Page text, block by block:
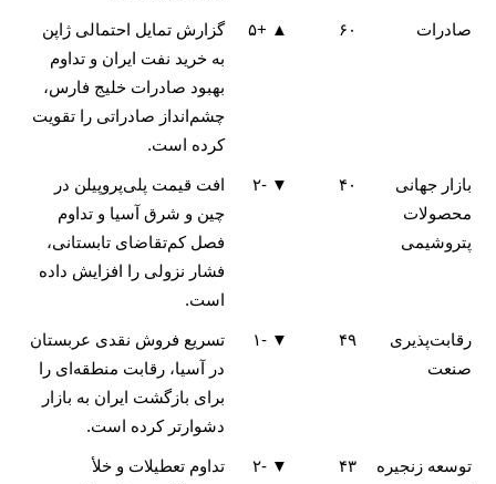
صادرات ۶۰ ▲ +۵
گزارش تمایل احتمالی ژاپن
به خرید نفت ایران و تداوم
بهبود صادرات خلیج فارس،
چشم‌انداز صادراتی را تقویت
کرده است.
بازار جهانی
محصولات
پتروشیمی
۴۰ ▼ -۲
افت قیمت پلی‌پروپیلن در
چین و شرق آسیا و تداوم
فصل کم‌تقاضای تابستانی،
فشار نزولی را افزایش داده
است.
رقابت‌پذیری
صنعت
۴۹ ▼ -۱
تسریع فروش نقدی عربستان
در آسیا، رقابت منطقه‌ای را
برای بازگشت ایران به بازار
دشوارتر کرده است.
توسعه زنجیره
۴۳ ▼ -۲
تداوم تعطیلات و خلأ